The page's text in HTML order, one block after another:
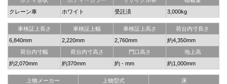
クレーン車
ホワイト 受託済 3,000kg
車検証上長さ 車検証上幅 車検証上高さ
荷台内寸長さ
6,840mm
2,220mm 2,760mm
約4,350mm
荷台内寸幅
荷台内寸高さ 門口高さ
地上高
約2,070mm
約370mm 約 - mm 約1,000mm
上物メーカー 上物型式
床